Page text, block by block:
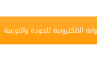
الالكترونية للجودة والنوعية